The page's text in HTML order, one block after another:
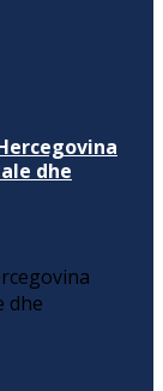
dhe
dhe